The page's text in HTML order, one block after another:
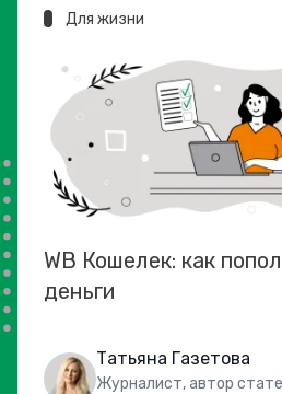
Для жизни
WB Кошелек: как
деньги
Татьяна Газетова
Журналист, автор